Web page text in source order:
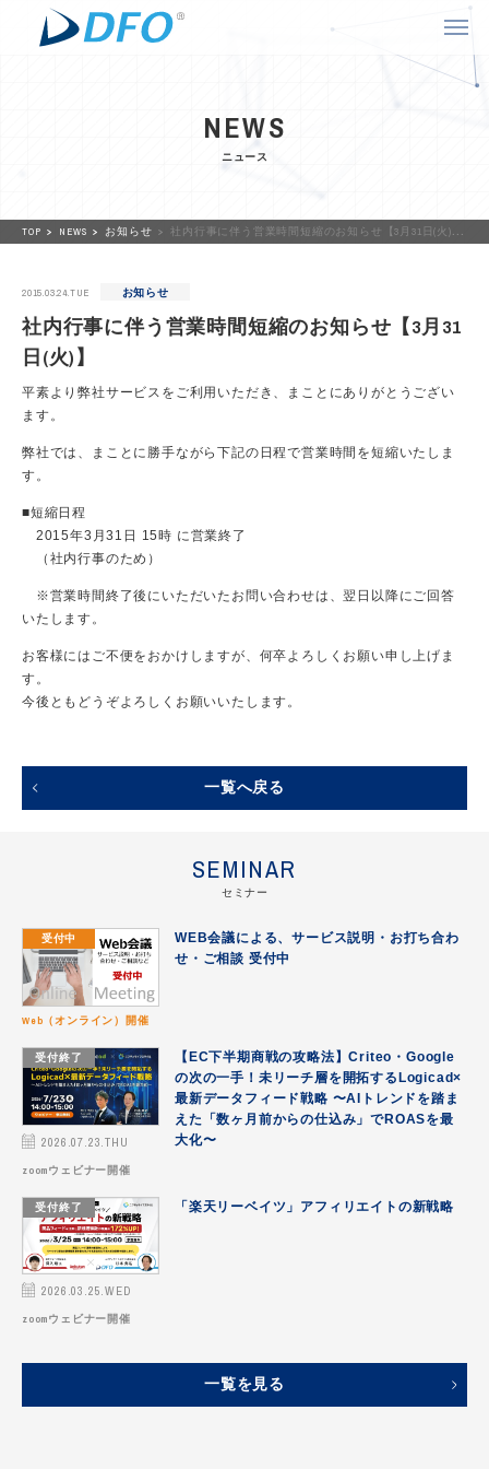
NEWS
ニュース
TOP NEWS お知らせ 社内行事に伴う営業時間短縮のお知らせ【3月31日(火)】
2015.03.24.TUE お知らせ
社内行事に伴う営業時間短縮のお知らせ【3月31
日(火)】
平素より弊社サービスをご利用いただき、まことにありがとうござい
ます。
弊社では、まことに勝手ながら下記の日程で営業時間を短縮いたしま
す。
■短縮日程
2015年3月31日 15時 に営業終了
（社内行事のため）
※営業時間終了後にいただいたお問い合わせは、翌日以降にご回答
いたします。
お客様にはご不便をおかけしますが、何卒よろしくお願い申し上げま
す。
今後ともどうぞよろしくお願いいたします。
一覧へ戻る
SEMINAR
セミナー
受付中
Web（オンライン）開催
WEB会議による、サービス説明・お打ち合わ
せ・ご相談 受付中
受付終了
2026.07.23.THU
zoomウェビナー開催
【EC下半期商戦の攻略法】Criteo・Google
の次の一手！未リーチ層を開拓するLogicad×
最新データフィード戦略 〜AIトレンドを踏ま
えた「数ヶ月前からの仕込み」でROASを最
大化〜
受付終了
2026.03.25.WED
zoomウェビナー開催
「楽天リーベイツ」アフィリエイトの新戦略
一覧を見る